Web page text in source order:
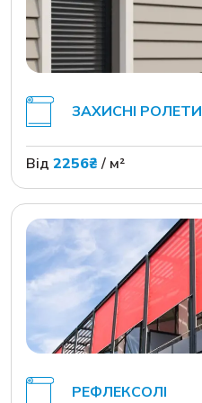
ЗАХИСНІ РОЛЕТИ
Від 2256₴/ м²
РЕФЛЕКСОЛІ